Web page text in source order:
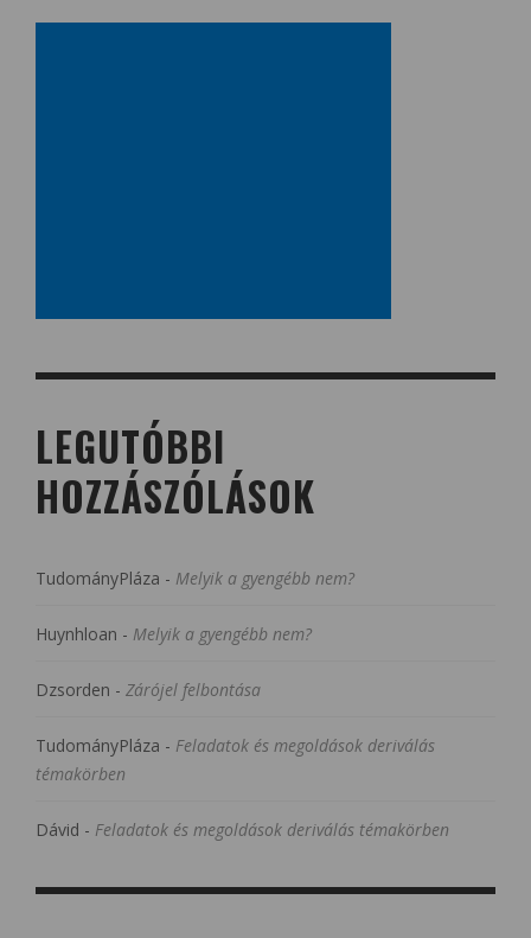
LEGUTÓBBI
HOZZÁSZÓLÁSOK
TudományPláza - Melyik a gyengébb nem?
Huynhloan - Melyik a gyengébb nem?
Dzsorden - Zárójel felbontása
TudományPláza - Feladatok és megoldások deriválás
témakörben
Dávid - Feladatok és megoldások deriválás témakörben